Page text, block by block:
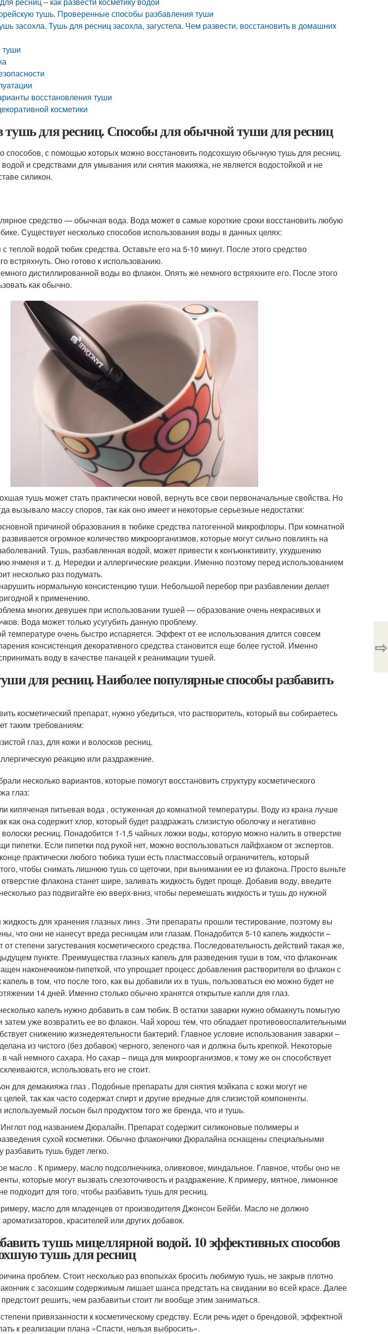
тушь. Проверенные способы разбавления туши
засохла. Тушь для ресниц засохла, загустела. Чем развести, восстановить в домашних
туши
восстановления туши
косметики
тушь для ресниц. Способы для обычной туши для ресниц
способов, с помощью которых можно восстановить подсохшую обычную тушь для ресниц.
и средствами для умывания или снятия макияжа, не является водостойкой и не
силикон.
средство — обычная вода. Вода может в самые короткие сроки восстановить любую
Существует несколько способов использования воды в данных целях:
с теплой водой тюбик средства. Оставьте его на 5-10 минут. После этого средство
встряхнуть. Оно готово к использованию.
дистиллированной воды во флакон. Опять же немного встряхните его. После этого
как обычно.
тушь может стать практически новой, вернуть все свои первоначальные свойства. Но
вызывало массу споров, так как оно имеет и некоторые серьезные недостатки:
причиной образования в тюбике средства патогенной микрофлоры. При комнатной
огромное количество микроорганизмов, которые могут сильно повлиять на
Тушь, разбавленная водой, может привести к конъюнктивиту, ухудшению
ячменя и т. д. Нередки и аллергические реакции. Именно поэтому перед использованием
несколько раз подумать.
нормальную консистенцию туши. Небольшой перебор при разбавлении делает
к применению.
многих девушек при использовании тушей — образование очень некрасивых и
Вода может только усугубить данную проблему.
температуре очень быстро испаряется. Эффект от ее использования длится совсем
консистенция декоративного средства становится еще более густой. Именно
воду в качестве панацей к реанимации тушей.
для ресниц. Наиболее популярные способы разбавить
косметический препарат, нужно убедиться, что растворитель, который вы собираетесь
таким требованиям:
глаз, для кожи и волосков ресниц.
реакцию или раздражение.
несколько вариантов, которые помогут восстановить структуру косметического
глаз:
кипяченая питьевая вода , остуженная до комнатной температуры. Воду из крана лучше
как она содержит хлор, который будет раздражать слизистую оболочку и негативно
волоски ресниц. Понадобится 1-1,5 чайных ложки воды, которую можно налить в отверстие
пипетки. Если пипетки под рукой нет, можно воспользоваться лайфхаком от экспертов.
практически любого тюбика туши есть пластмассовый ограничитель, который
чтобы снимать лишнюю тушь со щеточки, при вынимании ее из флакона. Просто выньте
отверстие флакона станет шире, заливать жидкость будет проще. Добавив воду, введите
раз подвигайте ею вверх-вниз, чтобы перемешать жидкость и тушь до нужной
жидкость для хранения глазных линз . Эти препараты прошли тестирование, поэтому вы
что они не нанесут вреда ресницам или глазам. Понадобится 5-10 капель жидкости –
от степени загустевания косметического средства. Последовательность действий такая же,
пункте. Преимущества глазных капель для разведения туши в том, что флакончик
наконечником-пипеткой, что упрощает процесс добавления растворителя во флакон с
в том, что после того, как вы добавили их в тушь, пользоваться ею можно будет не
14 дней. Именно столько обычно хранятся открытые капли для глаз.
капель нужно добавить в сам тюбик. В остатки заварки нужно обмакнуть помытую
затем уже возвратить ее во флакон. Чай хорош тем, что обладает противовоспалительными
снижению жизнедеятельности бактерий. Главное условие использования заварки –
из чистого (без добавок) черного, зеленого чая и должна быть крепкой. Некоторые
в чай немного сахара. Но сахар – пища для микроорганизмов, к тому же он способствует
использовать его не стоит.
для демакияжа глаз . Подобные препараты для снятия мэйкапа с кожи могут не
целей, так как часто содержат спирт и другие вредные для слизистой компоненты.
лосьон был продуктом того же бренда, что и тушь.
под названием Дюралайн. Препарат содержит силиконовые полимеры и
сухой косметики. Обычно флакончики Дюралайна оснащены специальными
разбавить тушь будет легко.
масло . К примеру, масло подсолнечника, оливковое, миндальное. Главное, чтобы оно не
которые могут вызвать слезоточивость и раздражение. К примеру, мятное, лимонное
подходит для того, чтобы разбавить тушь для ресниц.
масло для младенцев от производителя Джонсон Бейби. Масло не должно
красителей или других добавок.
тушь мицеллярной водой. 10 эффективных способов
тушь для ресниц
проблем. Стоит несколько раз впопыхах бросить любимую тушь, не закрыв плотно
с засохшим содержимым лишает шанса предстать на свидании во всей красе. Далее
решить, чем разбавитьи стоит ли вообще этим заниматься.
привязанности к косметическому средству. Если речь идет о брендовой, эффектной
к реализации плана «Спасти, нельзя выбросить».
⇨